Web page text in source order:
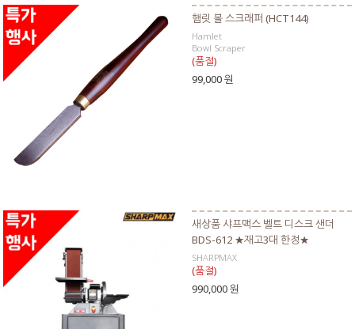
햄릿 볼 스크래퍼 (HCT144)
Hamlet
Bowl Scraper
(품절)
99,000 원
새상품 샤프맥스 벨트 디스크 샌더
BDS-612 ★재고3대 한정★
SHARPMAX
(품절)
990,000 원